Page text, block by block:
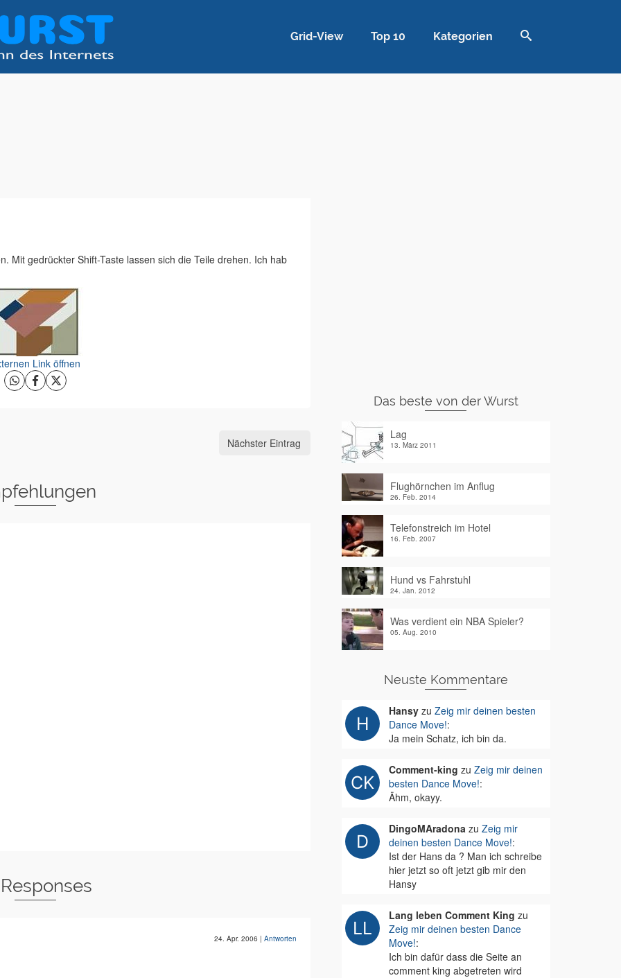
Grid-View Top 10 Kategorien
Mit gedrückter Shift-Taste lassen sich die Teile drehen. Ich hab
Link öffnen
Nächster Eintrag
24. Apr. 2006 | Antworten
Das beste von der Wurst
Lag
13. März 2011
Flughörnchen im Anflug
26. Feb. 2014
Telefonstreich im Hotel
16. Feb. 2007
Hund vs Fahrstuhl
24. Jan. 2012
Was verdient ein NBA Spieler?
05. Aug. 2010
Neuste Kommentare
Hansyzu Zeig mir deinen besten
Dance Move!:
Ja mein Schatz, ich bin da.
Comment-king zu Zeig mir deinen
besten Dance Move!:
Ähm, okayy.
DingoMAradonazu Zeig mir
deinen besten Dance Move!:
Ist der Hans da ? Man ich schreibe
hier jetzt so oft jetzt gib mir den
Hansy
Lang leben Comment King zu
Zeig mir deinen besten Dance
Move!:
Ich bin dafür dass die Seite an
comment king abgetreten wird